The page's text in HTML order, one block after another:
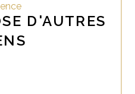
D'AUTRES